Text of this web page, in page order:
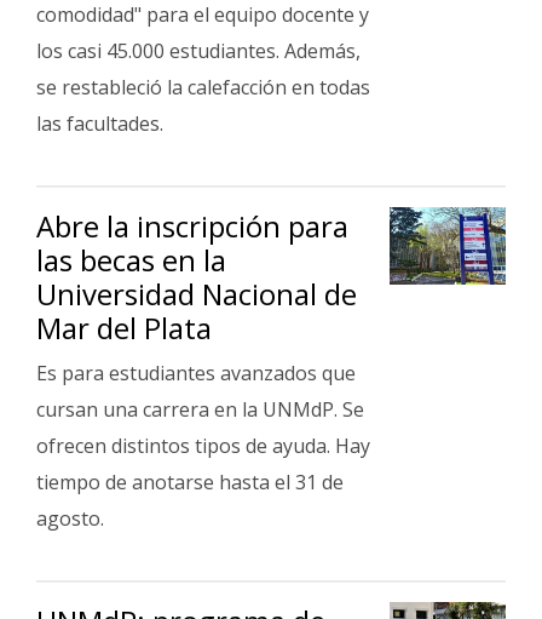
comodidad" para el equipo docente y
los casi 45.000 estudiantes. Además,
se restableció la calefacción en todas
las facultades.
Abre la inscripción para
las becas en la
Universidad Nacional de
Mar del Plata
Es para estudiantes avanzados que
cursan una carrera en la UNMdP. Se
ofrecen distintos tipos de ayuda. Hay
tiempo de anotarse hasta el 31 de
agosto.